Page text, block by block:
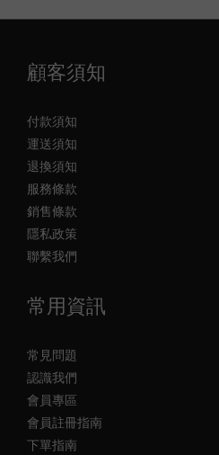
顧客須知
付款須知
運送須知
退換須知
服務條款
銷售條款
隱私政策
聯繫我們
常用資訊
常見問題
認識我們
會員專區
會員註冊指南
下單指南